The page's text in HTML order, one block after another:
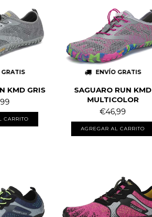
KMD GRIS
CARRITO
ENVÍO GRATIS
SAGUARO RUN KMD
MULTICOLOR
€46,99
AGREGAR AL CARRITO